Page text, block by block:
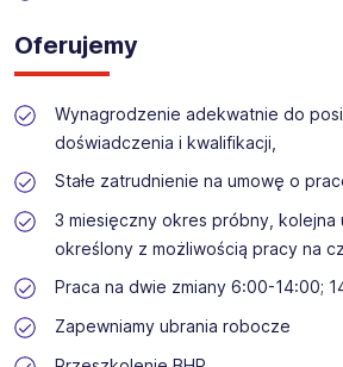
Oferujemy
Wynagrodzenie adekwatnie do
doświadczenia i kwalifikacji,
Stałe zatrudnienie na umowę o
3 miesięczny okres próbny, kolejna
określony z możliwością pracy na
Praca na dwie zmiany 6:00-14:00;
Zapewniamy ubrania robocze